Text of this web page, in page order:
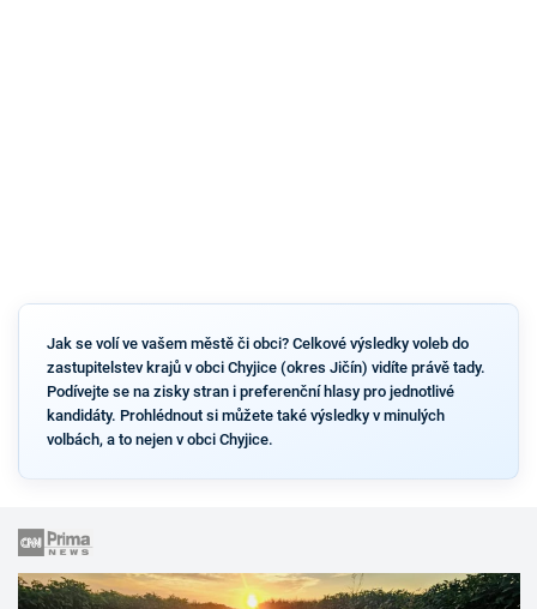
Jak se volí ve vašem městě či obci? Celkové výsledky voleb do
zastupitelstev krajů v obci Chyjice (okres Jičín) vidíte právě tady.
Podívejte se na zisky stran i preferenční hlasy pro jednotlivé
kandidáty. Prohlédnout si můžete také výsledky v minulých
volbách, a to nejen v obci Chyjice.